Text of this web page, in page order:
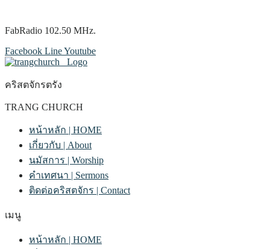
FabRadio 102.50 MHz.
Facebook LineYoutube
คริสตจักรตรัง
TRANG CHURCH
หน้าหลัก | HOME
เกี่ยวกับ | About
นมัสการ | Worship
คำเทศนา | Sermons
ติดต่อคริสตจักร | Contact
เมนู
หน้าหลัก | HOME